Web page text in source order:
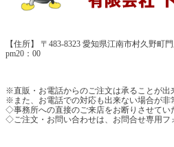
【住所】 〒483-8323 愛知県江南市村久野町
pm20：00
※直販・お電話からのご注文は承ることが出
※また、お電話での対応も出来ない場合が非
◇事務所への直接のご来店をお断りさせてい
◇ご注文・お問い合わせは、お問合せ専用フ